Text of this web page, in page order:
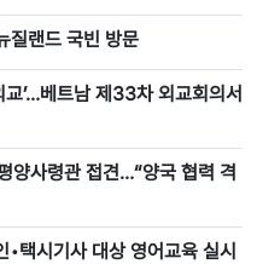
질랜드 국빈 방문
’…베트남 제33차 외교회의서
양사령관 접견…“양국 협력 격
택시기사 대상 영어교육 실시